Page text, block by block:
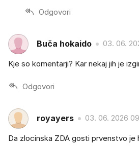
Odgovori
Buča hokaido 03. 06.
Kje so komentarji? Kar nekaj jih je
Odgovori
royayers 03. 06. 2026
Da zlocinska ZDA gosti prvenstvo je